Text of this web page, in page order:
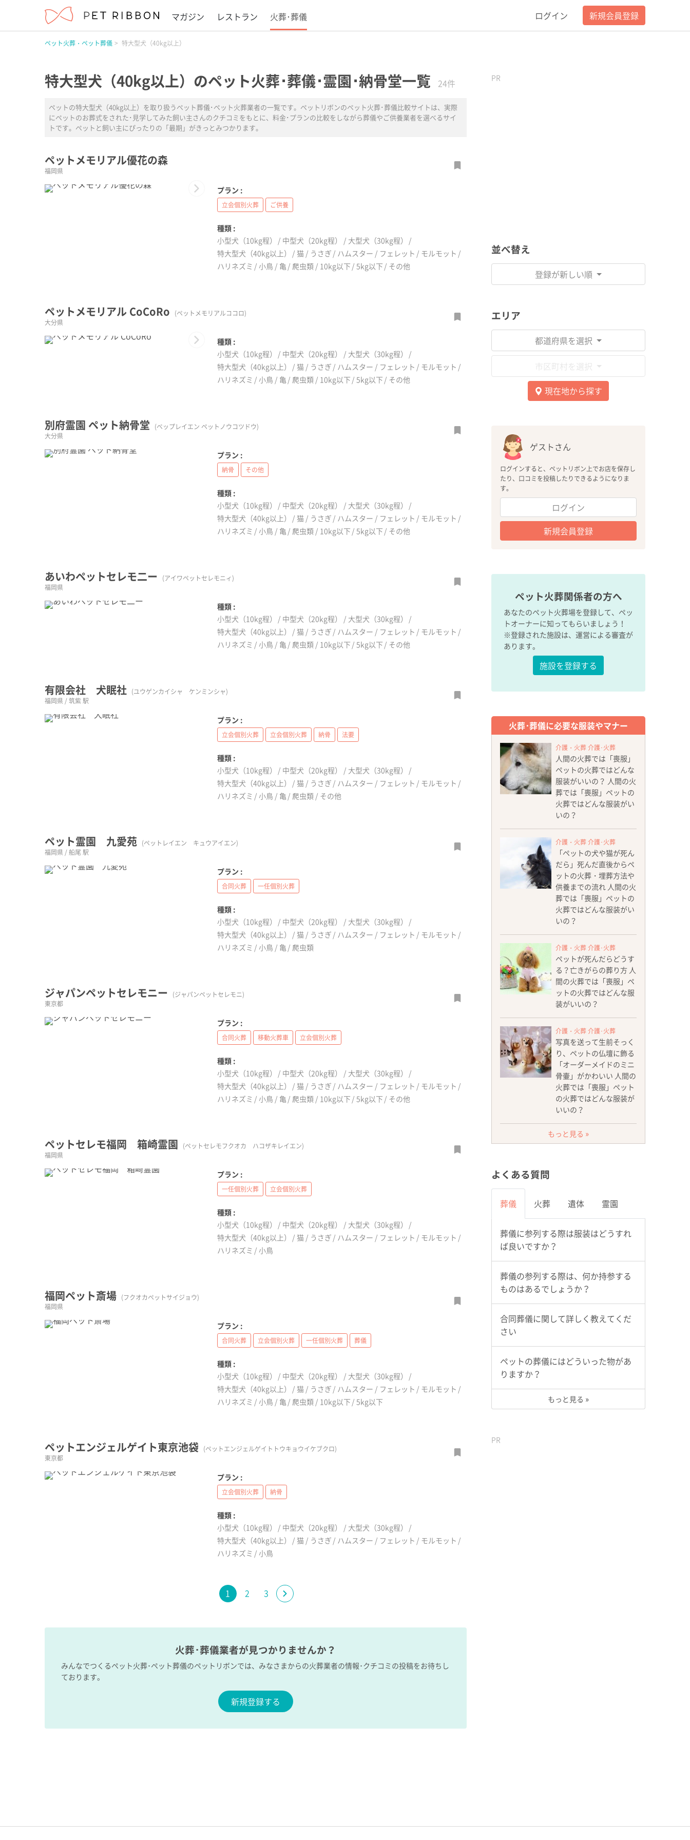
マガジン レストラン 火葬･葬儀 ログイン 新規会員登録
ペット火葬・ペット葬儀 特大型犬（40kg以上）
特大型犬（40kg以上）のペット火葬･葬儀･霊園･納骨堂一覧 24件
ペットの特大型犬（40kg以上）を取り扱うペット葬儀･ペット火葬業者の一覧です。ペットリボンのペット火葬･葬儀比較サイトは、実際
にペットのお葬式をされた･見学してみた飼い主さんのクチコミをもとに、料金･プランの比較をしながら葬儀やご供養業者を選べるサイ
トです。ペットと飼い主にぴったりの「最期」がきっとみつかります。
ペットメモリアル優花の森
福岡県
Next プラン :
立会個別火葬 ご供養
種類 :
小型犬（10kg程）
中型犬（20kg程）
大型犬（30kg程）
特大型犬（40kg以上）
猫 うさぎ ハムスター フェレット
モルモット
ハリネズミ
小鳥 亀 爬虫類 10kg以下 5kg以下 その他
ペットメモリアル CoCoRo
(ペットメモリアルココロ)
大分県
Next
種類 :
小型犬（10kg程）
中型犬（20kg程）
大型犬（30kg程）
特大型犬（40kg以上）
猫 うさぎ ハムスター フェレット
モルモット
ハリネズミ
小鳥 亀 爬虫類 10kg以下 5kg以下 その他
別府霊園 ペット納骨堂
(ベップレイエン ペットノウコツドウ)
大分県
プラン :
納骨 その他
種類 :
小型犬（10kg程）
中型犬（20kg程）
大型犬（30kg程）
特大型犬（40kg以上）
猫 うさぎ ハムスター フェレット
モルモット
ハリネズミ
小鳥 亀 爬虫類 10kg以下 5kg以下 その他
あいわペットセレモ二ー
(アイワペットセレモニィ)
福岡県
種類 :
小型犬（10kg程）
中型犬（20kg程）
大型犬（30kg程）
特大型犬（40kg以上）
猫 うさぎ ハムスター フェレット
モルモット
ハリネズミ
小鳥 亀 爬虫類 10kg以下 5kg以下 その他
有限会社 犬眠社 (ユウゲンカイシャ ケンミンシャ)
福岡県 / 筑紫 駅
プラン :
立会個別火葬 立会個別火葬 納骨 法要
種類 :
小型犬（10kg程）
中型犬（20kg程）
大型犬（30kg程）
特大型犬（40kg以上）
猫 うさぎ ハムスター フェレット
モルモット
ハリネズミ
小鳥 亀 爬虫類 その他
ペット霊園 九愛苑 (ペットレイエン キュウアイエン)
福岡県 / 船尾 駅
プラン :
合同火葬 一任個別火葬
種類 :
小型犬（10kg程）
中型犬（20kg程）
大型犬（30kg程）
特大型犬（40kg以上）
猫 うさぎ ハムスター フェレット
モルモット
ハリネズミ
小鳥 亀 爬虫類
ジャパンペットセレモニー
(ジャパンペットセレモニ)
東京都
プラン :
合同火葬 移動火葬車 立会個別火葬
種類 :
小型犬（10kg程）
中型犬（20kg程）
大型犬（30kg程）
特大型犬（40kg以上）
猫 うさぎ ハムスター フェレット
モルモット
ハリネズミ
小鳥 亀 爬虫類 10kg以下 5kg以下 その他
ペットセレモ福岡 箱崎霊園
(ペットセレモフクオカ ハコザキレイエン)
福岡県
プラン :
一任個別火葬 立会個別火葬
種類 :
小型犬（10kg程）
中型犬（20kg程）
大型犬（30kg程）
特大型犬（40kg以上）
猫 うさぎ ハムスター フェレット
モルモット
ハリネズミ
小鳥
福岡ペット斎場 (フクオカペットサイジョウ)
福岡県
プラン :
合同火葬 立会個別火葬 一任個別火葬 葬儀
種類 :
小型犬（10kg程）
中型犬（20kg程）
大型犬（30kg程）
特大型犬（40kg以上）
猫 うさぎ ハムスター フェレット
モルモット
ハリネズミ
小鳥 亀 爬虫類 10kg以下 5kg以下
ペットエンジェルゲイト東京池袋 (ペットエンジェルゲイトトウキョウイケブクロ)
東京都
プラン :
立会個別火葬 納骨
種類 :
小型犬（10kg程）
中型犬（20kg程）
大型犬（30kg程）
特大型犬（40kg以上）
猫 うさぎ ハムスター フェレット
モルモット
ハリネズミ
小鳥
1 2 3
火葬･葬儀業者が見つかりませんか？
みんなでつくるペット火葬･ペット葬儀のペットリボンでは、みなさまからの火葬業者の情報･クチコミの投稿をお待ちし
ております。
新規登録する
PR
並べ替え
登録が新しい順
エリア
都道府県を選択
市区町村を選択
現在地から探す
ゲストさん
ログインすると、ペットリボン上でお店を保存し
たり、口コミを投稿したりできるようになりま
す。
ログイン
新規会員登録
ペット火葬関係者の方へ
あなたのペット火葬場を登録して、ペッ
トオーナーに知ってもらいましょう！
※登録された施設は、運営による審査が
あります。
施設を登録する
火葬･葬儀に必要な服装やマナー
介護・火葬 介護･火葬
人間の火葬では「喪服」
ペットの火葬ではどんな
服装がいいの？ 人間の火
葬では「喪服」ペットの
火葬ではどんな服装がい
いの？
介護・火葬 介護･火葬
「ペットの犬や猫が死ん
だら」死んだ直後からペ
ットの火葬・埋葬方法や
供養までの流れ 人間の火
葬では「喪服」ペットの
火葬ではどんな服装がい
いの？
介護・火葬 介護･火葬
ペットが死んだらどうす
る？亡きがらの葬り方 人
間の火葬では「喪服」ペ
ットの火葬ではどんな服
装がいいの？
介護・火葬 介護･火葬
写真を送って生前そっく
り、ペットの仏壇に飾る
「オーダーメイドのミニ
骨壷」がかわいい 人間の
火葬では「喪服」ペット
の火葬ではどんな服装が
いいの？
もっと見る »
よくある質問
葬儀 火葬 遺体 霊園
葬儀に参列する際は服装はどうすれ
ば良いですか？
葬儀の参列する際は、何か持参する
ものはあるでしょうか？
合同葬儀に関して詳しく教えてくだ
さい
ペットの葬儀にはどういった物があ
りますか？
もっと見る »
PR